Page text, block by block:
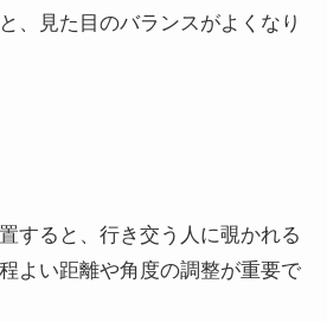
、見た目のバランスがよくなり
すると、行き交う人に覗かれる
よい距離や角度の調整が重要で